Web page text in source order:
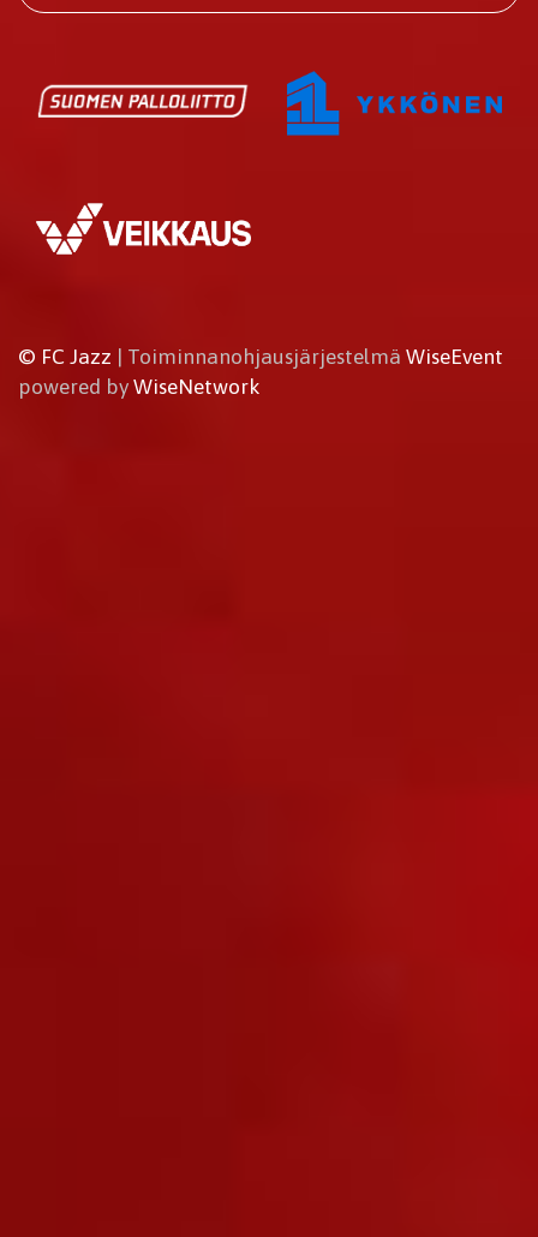
© FC Jazz | Toiminnanohjausjärjestelmä WiseEvent
powered by WiseNetwork